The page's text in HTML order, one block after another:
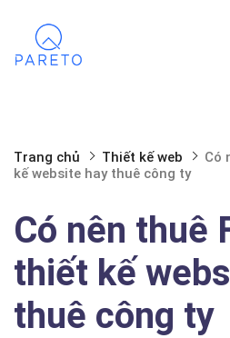
Trang chủ Thiết kế web
Có
kế website hay thuê công ty
Có nên thuê
thiết kế
thuê công ty